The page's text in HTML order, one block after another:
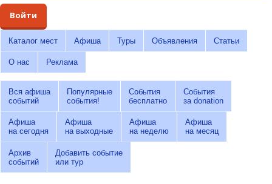
Войти
Каталог мест Афиша Туры Объявления Статьи
О нас Реклама
Вся афиша
событий
Популярные
события!
События
бесплатно
События
за donation
Афиша
на сегодня
Афиша
на выходные
Афиша
на неделю
Афиша
на месяц
Архив
событий
Добавить событие
или тур